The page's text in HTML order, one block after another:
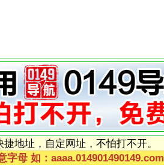
地址，自定网址，不怕打不开。
字母 如：aaaa.014901490149.com